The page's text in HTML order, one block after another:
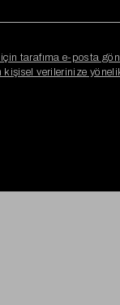
tarafıma e-posta
verilerinize